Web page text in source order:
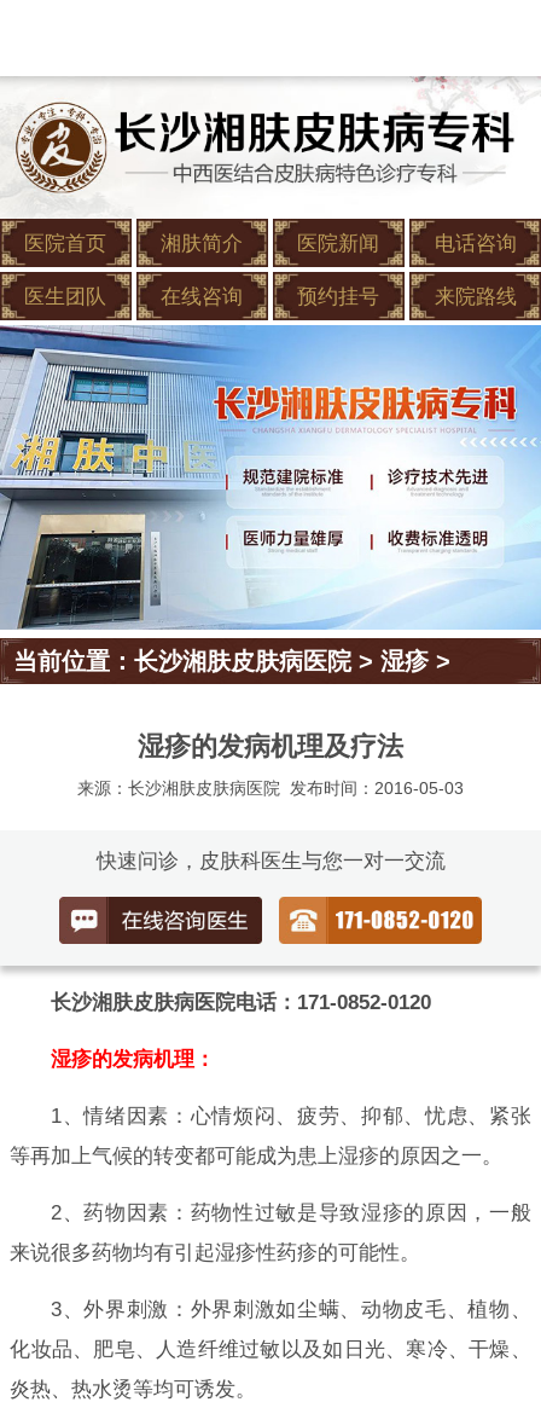
医院首页 湘肤简介 医院新闻 电话咨询
医生团队 在线咨询 预约挂号 来院路线
当前位置：长沙湘肤皮肤病医院>湿疹>
湿疹的发病机理及疗法
来源：长沙湘肤皮肤病医院 发布时间：2016-05-03
快速问诊，皮肤科医生与您一对一交流
长沙湘肤皮肤病医院电话：171-0852-0120
湿疹的发病机理：
1、情绪因素：心情烦闷、疲劳、抑郁、忧虑、紧张
等再加上气候的转变都可能成为患上湿疹的原因之一。
2、药物因素：药物性过敏是导致湿疹的原因，一般
来说很多药物均有引起湿疹性药疹的可能性。
3、外界刺激：外界刺激如尘螨、动物皮毛、植物、
化妆品、肥皂、人造纤维过敏以及如日光、寒冷、干燥、
炎热、热水烫等均可诱发。